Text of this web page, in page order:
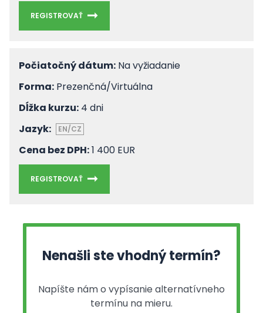
REGISTROVAŤ
Počiatočný dátum: Na vyžiadanie
Forma: Prezenčná/Virtuálna
Dĺžka kurzu: 4 dni
Jazyk:
EN/CZ
Cena bez DPH:1 400 EUR
REGISTROVAŤ
Nenašli ste vhodný termín?
Napíšte nám o vypísanie alternatívneho
termínu na mieru.